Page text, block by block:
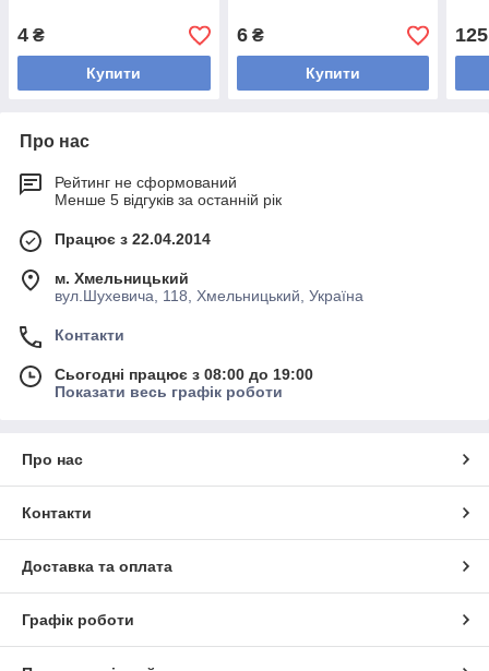
4 ₴
Купити
6₴
Купити
125
Про нас
Рейтинг не сформований
Менше 5 відгуків за останній рік
Працює з 22.04.2014
м. Хмельницький
вул.Шухевича, 118, Хмельницький, Україна
Контакти
Сьогодні працює з 08:00 до 19:00
Показати весь графік роботи
Про нас
Контакти
Доставка та оплата
Графік роботи